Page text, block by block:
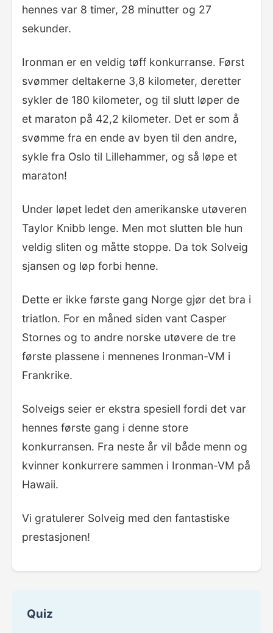
hennes var 8 timer, 28 minutter og 27
sekunder.
Ironman er en veldig tøff konkurranse. Først
svømmer deltakerne 3,8 kilometer, deretter
sykler de 180 kilometer, og til slutt løper de
et maraton på 42,2 kilometer. Det er som å
svømme fra en ende av byen til den andre,
sykle fra Oslo til Lillehammer, og så løpe et
maraton!
Under løpet ledet den amerikanske utøveren
Taylor Knibb lenge. Men mot slutten ble hun
veldig sliten og måtte stoppe. Da tok Solveig
sjansen og løp forbi henne.
Dette er ikke første gang Norge gjør det bra i
triatlon. For en måned siden vant Casper
Stornes og to andre norske utøvere de tre
første plassene i mennenes Ironman-VM i
Frankrike.
Solveigs seier er ekstra spesiell fordi det var
hennes første gang i denne store
konkurransen. Fra neste år vil både menn og
kvinner konkurrere sammen i Ironman-VM på
Hawaii.
Vi gratulerer Solveig med den fantastiske
prestasjonen!
Quiz